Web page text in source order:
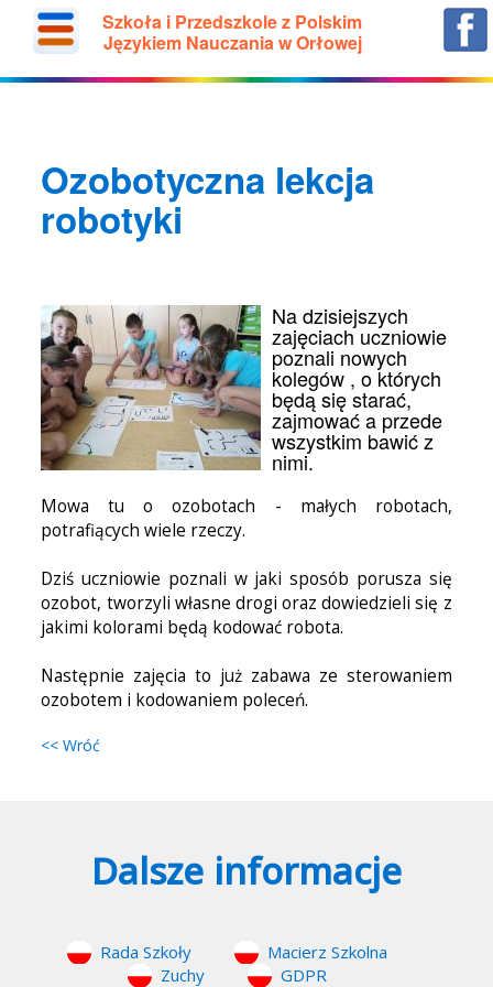
Szkoła i Przedszkole z Polskim
Językiem Nauczania w Orłowej
Ozobotyczna lekcja
robotyki
Na dzisiejszych
zajęciach uczniowie
poznali nowych
kolegów , o których
będą się starać,
zajmować a przede
wszystkim bawić z
nimi.
Mowa tu o ozobotach - małych robotach,
potrafiących wiele rzeczy.
Dziś uczniowie poznali w jaki sposób porusza się
ozobot, tworzyli własne drogi oraz dowiedzieli się z
jakimi kolorami będą kodować robota.
Następnie zajęcia to już zabawa ze sterowaniem
ozobotem i kodowaniem poleceń.
<< Wróć
Dalsze informacje
Rada Szkoły
Macierz Szkolna
Zuchy
GDPR